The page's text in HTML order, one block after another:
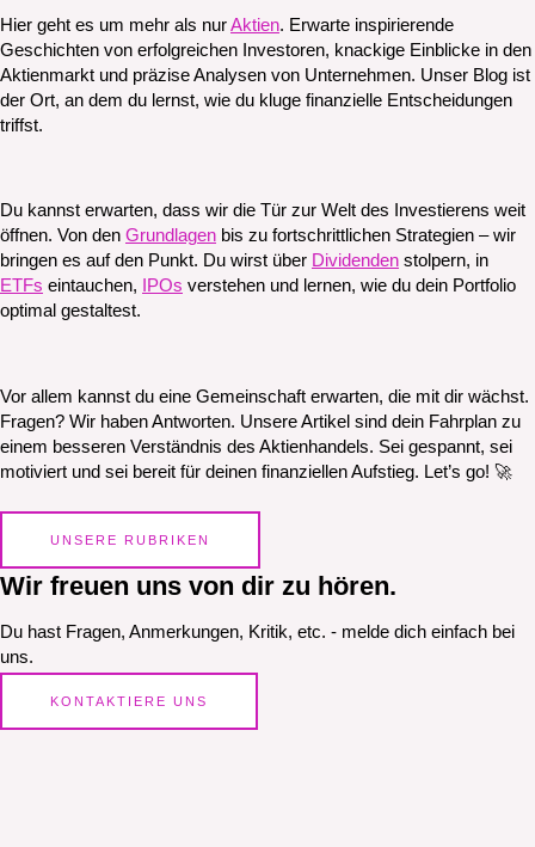
Hier geht es um mehr als nurAktien. Erwarte inspirierende
Geschichten von erfolgreichen Investoren, knackige Einblicke in den
Aktienmarkt und präzise Analysen von Unternehmen. Unser Blog ist
der Ort, an dem du lernst, wie du kluge finanzielle Entscheidungen
triffst.
Du kannst erwarten, dass wir die Tür zur Welt des Investierens weit
öffnen. Von den Grundlagen bis zu fortschrittlichen Strategien – wir
bringen es auf den Punkt. Du wirst über Dividenden stolpern, in
ETFs eintauchen, IPOs verstehen und lernen, wie du dein Portfolio
optimal gestaltest.
Vor allem kannst du eine Gemeinschaft erwarten, die mit dir wächst.
Fragen? Wir haben Antworten. Unsere Artikel sind dein Fahrplan zu
einem besseren Verständnis des Aktienhandels. Sei gespannt, sei
motiviert und sei bereit für deinen finanziellen Aufstieg. Let’s go! 🚀
UNSERE RUBRIKEN
Wir freuen uns von dir zu hören.
Du hast Fragen, Anmerkungen, Kritik, etc. - melde dich einfach bei
uns.
KONTAKTIERE UNS